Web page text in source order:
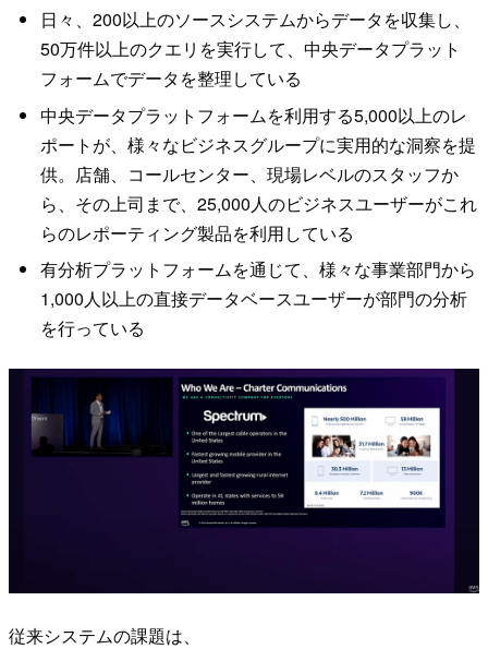
日々、200以上のソースシステムからデータを収集し、
50万件以上のクエリを実行して、中央データプラット
フォームでデータを整理している
中央データプラットフォームを利用する5,000以上のレ
ポートが、様々なビジネスグループに実用的な洞察を提
供。店舗、コールセンター、現場レベルのスタッフか
ら、その上司まで、25,000人のビジネスユーザーがこれ
らのレポーティング製品を利用している
有分析プラットフォームを通じて、様々な事業部門から
1,000人以上の直接データベースユーザーが部門の分析
を行っている
従来システムの課題は、